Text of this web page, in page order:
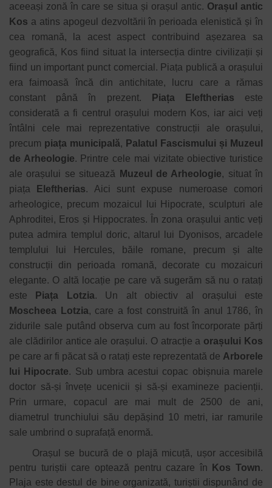
aceeași zonă în care se situa și orașul antic. Orașul antic
Kos a atins apogeul dezvoltării în perioada elenistică și în
cea romană, la acest aspect contribuind așezarea sa
geografică, Kos fiind situat la intersecția dintre civilizații și
fiind un important punct comercial. Piața publică a orașului
era faimoasă încă din antichitate, lucru care a rămas
constant până în prezent.
Piața Eleftherias este
considerată a fi centrul orașului modern Kos, iar aici veți
întâlni cele mai reprezentative construcții ale orașului,
precum piața municipală, Palatul Fascismului și Muzeul
de Arheologie. Printre cele mai vizitate obiective turistice
ale orașului se situează
Muzeul de Arheologie, situat în
piața
Eleftherias. Aici sunt expuse numeroase comori
arheologice, precum mozaicul lui Hipocrate, sculpturi ale
Aphroditei, Eros și Hippocrates.
În zona orașului antic veți
putea admira templul doric, altarul lui Dyonisos, arcadele
templului lui Hercules, băile romane, precum și alte
construcții din perioada romană, decorate cu mozaicuri
elegante. O altă locație pe care vă sugerăm să nu o ratați
este
Piața Lotzia. Un alt obiectiv al orașului este
Moscheea Lotzia, care a fost construită în anul 1786, în
zidurile sale putând observa cum au fost încorporate părți
ale clădirilor antice ale orașului. O atracție a orașului Kos
pe care ar fi păcat să o ratați este reprezentată de Arborele
lui Hipocrate. Sub umbra acestui copac obișnuia marele
doctor să-și învețe ucenicii și să-și examineze pacienții.
Prin urmare, copacul are mai mult de 2500 de ani,
diametrul trunchiului său depășind 10 metri, iar ramurile
sale umbrind o suprafață enormă.
Orașul se bucură de o plajă micuță, ușor accesibilă
pentru turiștii care optează pentru cazare în
Kos Town.
Plaja este destul de bine organizată, turiștii dispunând de